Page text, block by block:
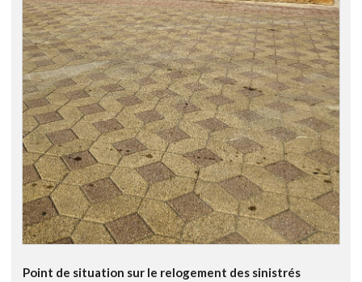
Point de situation sur le relogement des sinistrés